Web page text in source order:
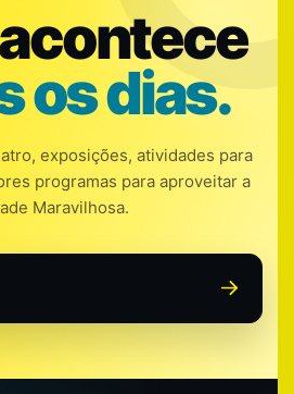
acontece
os dias.
exposições, atividades para
programas para aproveitar a
Maravilhosa.